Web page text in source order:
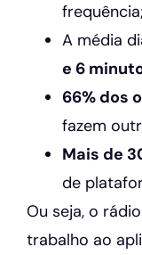
A média
e 6
66% dos
fazem
Mais de
de
Ou seja, o
trabalho ao